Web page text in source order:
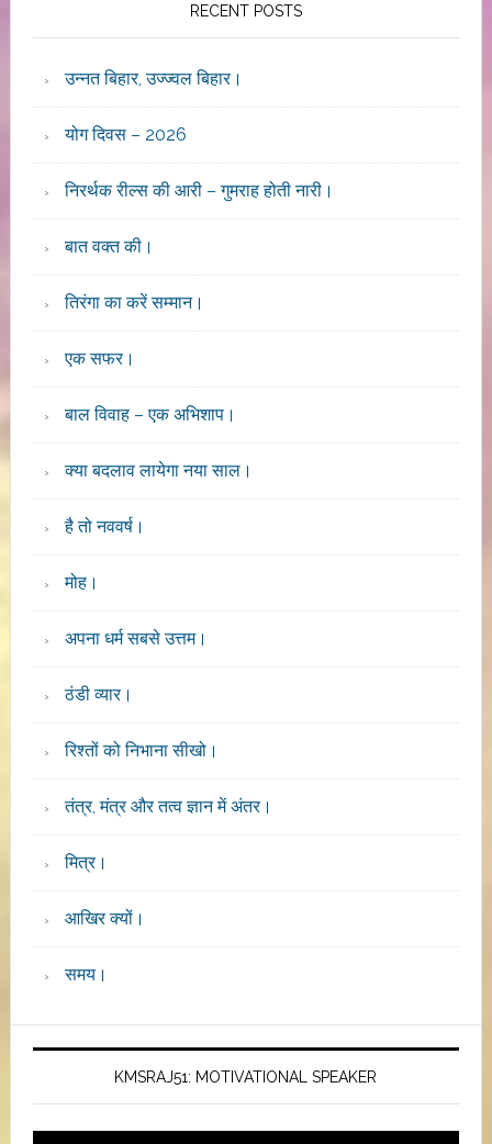
RECENT POSTS
उन्नत बिहार, उज्ज्वल बिहार।
योग दिवस – 2026
निरर्थक रील्स की आरी – गुमराह होती नारी।
बात वक्त की।
तिरंगा का करें सम्मान।
एक सफर।
बाल विवाह – एक अभिशाप।
क्या बदलाव लायेगा नया साल।
है तो नववर्ष।
मोह।
अपना धर्म सबसे उत्तम।
ठंडी व्यार।
रिश्तों को निभाना सीखो।
तंत्र, मंत्र और तत्व ज्ञान में अंतर।
मित्र।
आखिर क्यों।
समय।
KMSRAJ51: MOTIVATIONAL SPEAKER